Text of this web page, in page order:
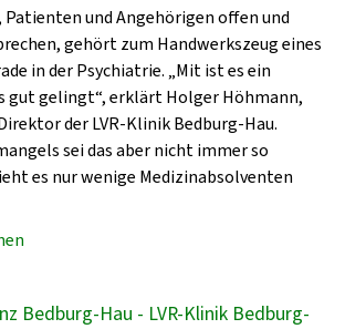
und Angehörigen offen und
gehört zum Handwerkszeug eines
in der Psychiatrie. „Mit ist es ein
gut gelingt“, erklärt Holger Höhmann,
der LVR-Klinik Bedburg-Hau.
sei das aber nicht immer so
es nur wenige Medizinabsolventen
Bedburg-Hau - LVR-Klinik Bedburg-